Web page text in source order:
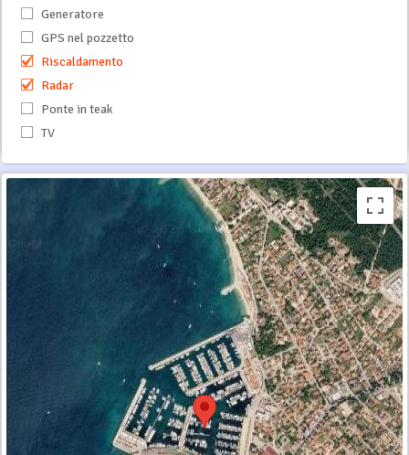
Generatore
GPS nel pozzetto
Riscaldamento
Radar
Ponte in teak
TV